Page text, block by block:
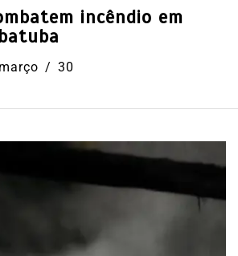
incêndio em
março 30